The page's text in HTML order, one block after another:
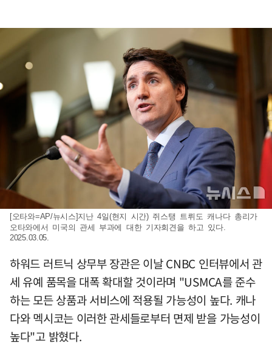
[오타와=AP/뉴시스]지난 4일(현지 시간) 쥐스탱 트뤼도 캐나다 총리가
오타와에서 미국의 관세 부과에 대한 기자회견을 하고 있다.
2025.03.05.
하워드 러트닉 상무부 장관은 이날 CNBC 인터뷰에서 관
세 유예 품목을 대폭 확대할 것이라며 "USMCA를 준수
하는 모든 상품과 서비스에 적용될 가능성이 높다. 캐나
다와 멕시코는 이러한 관세들로부터 면제 받을 가능성이
높다"고 밝혔다.